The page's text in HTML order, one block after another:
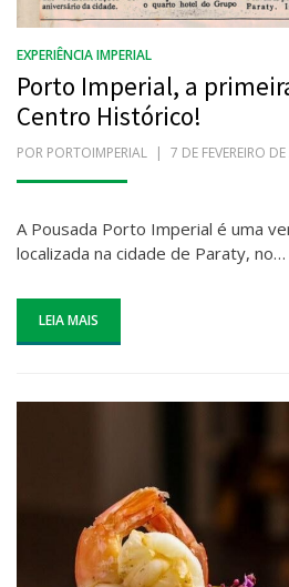
EXPERIÊNCIA IMPERIAL
Porto Imperial, a
Centro Histórico!
POR PORTOIMPERIAL
POSTADO
7 DE FEVEREIRO
A Pousada Porto Imperial é uma
localizada na cidade de Paraty, no…
LEIA MAIS